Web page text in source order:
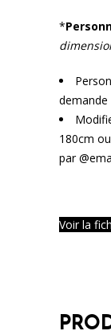
*
demande
180cm
par
Voir la